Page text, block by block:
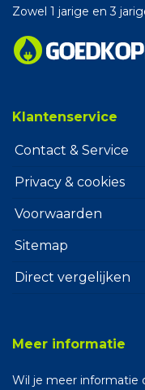
Zowel 1 jarige en 3
Klantenservice
Contact & Service
Privacy & cookies
Voorwaarden
Sitemap
Direct vergelijken
Meer informatie
Wil je meer informatie